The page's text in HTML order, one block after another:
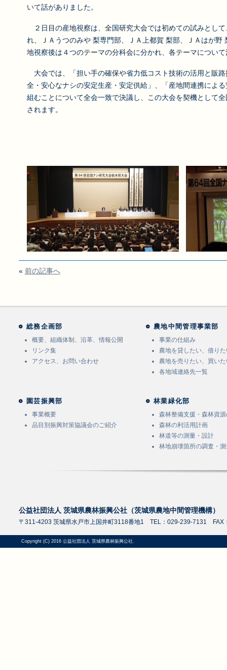
いて話がありました。
２日目の産地視察は、全国研究大会では初めての試みとし
れ、ＪＡうつのみや 梨専門部、ＪＡ上都賀 梨部、ＪＡはが野
地視察後は４つのテーマの分科会に分かれ、各テーマについ
大会では、「担い手の確保や省力低コスト技術の活用と販
全・安心なナシの安定生産・安定供給」、「産地間連携によ
組むことについて全会一致で決議し、この大会を契機として
されます。
« 前の記事へ
総務企画部
概要、組織体制、沿革、情報公開
リンク集
アクセス、お問い合わせ
園芸振興部
事業概要
品目別振興対策協議会のご紹介
農地中間管理事業部
事業の仕組み
農地を貸したい、借り
農地を売りたい、買い
各地域連絡先一覧
林業緑化部
森林整備支援・森林資
森林の利活用計画
林道等の測量・設計
林地崩壊箇所の調査・
公益社団法人 茨城県農林振興公社（茨城県農地中間管理機構）
〒311-4203 茨城県水戸市上国井町3118番地1 TEL：029-239-7131 FAX
Copyright (C) 2016 公益社団法人 茨城県農林振興公社.